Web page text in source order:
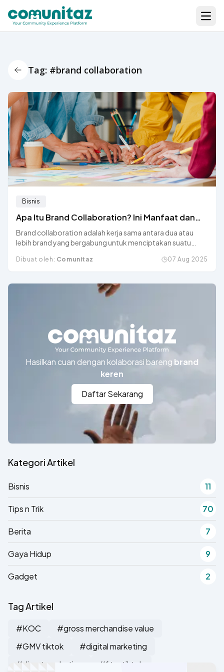
Back Icon
Tag: #brand collaboration
Bisnis
Apa Itu Brand Collaboration? Ini Manfaat dan
Contohnya
Brand collaboration adalah kerja sama antara dua atau
lebih brand yang bergabung untuk menciptakan suatu
Dibuat oleh: Comunitaz 07 Aug 2025
Hasilkan cuan dengan kolaborasi bareng brand
keren
Daftar Sekarang
Kategori Artikel
Bisnis 11
Tips n Trik 70
Berita 7
Gaya Hidup 9
Gadget 2
Tag Artikel
#KOC
#gross merchandise value
#GMV tiktok
#digital marketing
#direct marketing
#fitur tiktok